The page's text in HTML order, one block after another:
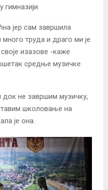
гимназији.
јер сам завршила
труда и драго ми је
изазове -каже
средње музичке
док не завршим музичку,
школовање на
је она.